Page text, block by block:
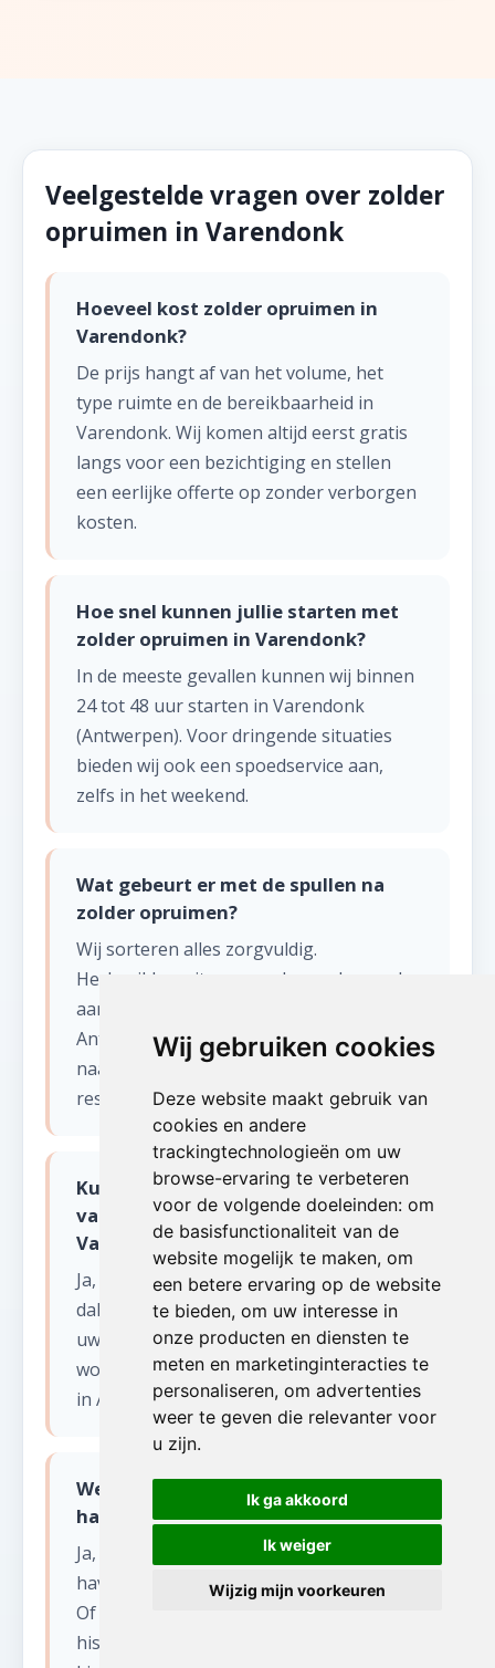
Wij gebruiken cookies
Deze website maakt gebruik van
cookies en andere
trackingtechnologieën om uw
browse-ervaring te verbeteren
voor de volgende doeleinden: om
de basisfunctionaliteit van de
website mogelijk te maken, om
een betere ervaring op de website
te bieden, om uw interesse in
onze producten en diensten te
meten en marketinginteracties te
personaliseren, om advertenties
weer te geven die relevanter voor
u zijn.
Ik ga akkoord
Ik weiger
Wijzig mijn voorkeuren
Veelgestelde vragen over zolder
opruimen in Varendonk
Hoeveel kost zolder opruimen in
Varendonk?
De prijs hangt af van het volume, het
type ruimte en de bereikbaarheid in
Varendonk. Wij komen altijd eerst gratis
langs voor een bezichtiging en stellen
een eerlijke offerte op zonder verborgen
kosten.
Hoe snel kunnen jullie starten met
zolder opruimen in Varendonk?
In de meeste gevallen kunnen wij binnen
24 tot 48 uur starten in Varendonk
(Antwerpen). Voor dringende situaties
bieden wij ook een spoedservice aan,
zelfs in het weekend.
Wat gebeurt er met de spullen na
zolder opruimen?
Wij sorteren alles zorgvuldig.
Herbruikbare items worden gedoneerd
aan kringloopwinkels en goede doelen in
Antwerpen. Recycleerbaar materiaal gaat
naar erkende verwerkingscentra. Enkel
restafval wordt afgevoerd.
Kunnen jullie ook isolatiemateriaal
van de zolder verwijderen in
Varendonk?
Ja, wij verwijderen ook oude isolatie,
dakplaten en andere bouwmaterialen van
uw zolder in Varendonk. Dit materiaal
wordt volgens de geldende milieunormen
in Antwerpen afgevoerd.
Werken jullie ook in het Antwerpse
havengebied voor zolder opruimen?
Ja, wij zijn actief in het volledige
havengebied en de rand rond Antwerpen.
Of het nu gaat om een woning in het
historisch centrum, een appartement op